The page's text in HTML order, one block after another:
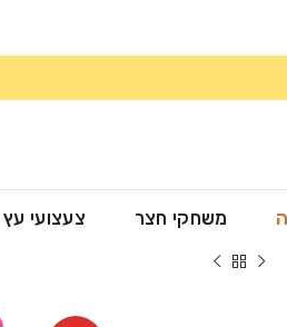
משחקי חצר צעצועי עץ